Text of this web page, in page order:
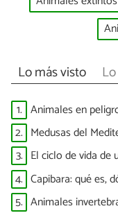
Lo más visto
1. Animales en
2. Medusas del
3. El ciclo de vida de
4. Capibara: qué es,
5. Animales